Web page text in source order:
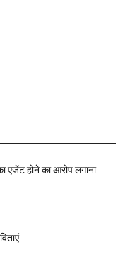
एजेंट होने का आरोप लगाना